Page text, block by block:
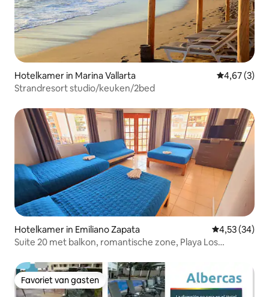
Hotelkamer in Marina Vallarta
4,67 (3)
Strandresort studio/keuken/2bed
Hotelkamer in Emiliano Zapata Gemiddelde
4,53 (34)
Suite 20 met balkon, romantische zone, Playa Los
Favoriet van gasten
Favoriet van gasten